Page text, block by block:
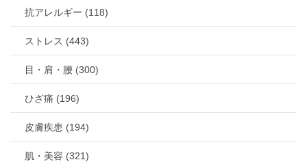
抗アレルギー (118)
ストレス (443)
目・肩・腰 (300)
ひざ痛 (196)
皮膚疾患 (194)
肌・美容 (321)